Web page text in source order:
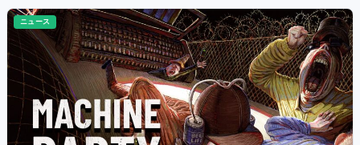
ニュース